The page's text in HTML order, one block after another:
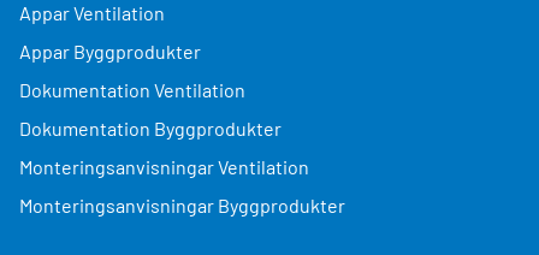
Appar Ventilation
Appar Byggprodukter
Dokumentation Ventilation
Dokumentation Byggprodukter
Monteringsanvisningar Ventilation
Monteringsanvisningar Byggprodukter